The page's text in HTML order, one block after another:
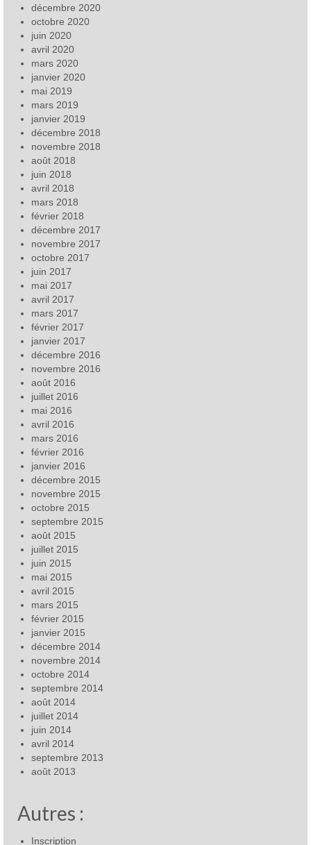
décembre 2020
octobre 2020
juin 2020
avril 2020
mars 2020
janvier 2020
mai 2019
mars 2019
janvier 2019
décembre 2018
novembre 2018
août 2018
juin 2018
avril 2018
mars 2018
février 2018
décembre 2017
novembre 2017
octobre 2017
juin 2017
mai 2017
avril 2017
mars 2017
février 2017
janvier 2017
décembre 2016
novembre 2016
août 2016
juillet 2016
mai 2016
avril 2016
mars 2016
février 2016
janvier 2016
décembre 2015
novembre 2015
octobre 2015
septembre 2015
août 2015
juillet 2015
juin 2015
mai 2015
avril 2015
mars 2015
février 2015
janvier 2015
décembre 2014
novembre 2014
octobre 2014
septembre 2014
août 2014
juillet 2014
juin 2014
avril 2014
septembre 2013
août 2013
Autres :
Inscription